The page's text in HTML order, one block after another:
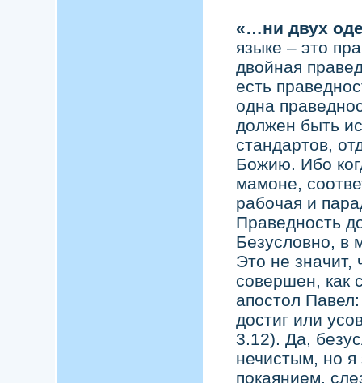
«…ни двух
языке – это
двойная
есть
одна
должен быть
стандартов,
Божию. Ибо
мамоне,
рабочая и
Праведность
Безусловно, в
Это не значит,
совершен, как
апостол
достиг или
3.12). Да,
нечистым, но я
покаянием,